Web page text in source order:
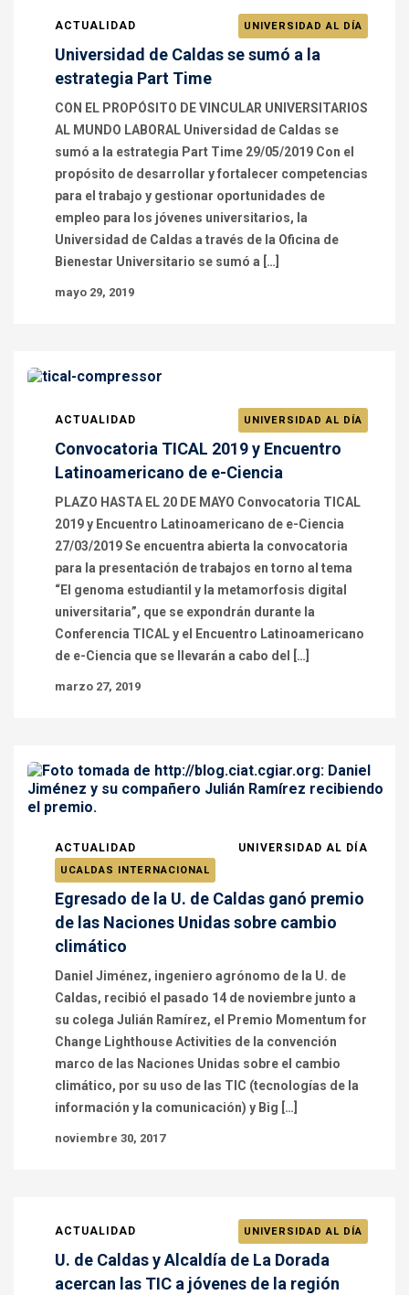
ACTUALIDAD UNIVERSIDAD AL DÍA
Universidad de Caldas se sumó a la
estrategia Part Time
CON EL PROPÓSITO DE VINCULAR UNIVERSITARIOS
AL MUNDO LABORAL Universidad de Caldas se
sumó a la estrategia Part Time 29/05/2019 Con el
propósito de desarrollar y fortalecer competencias
para el trabajo y gestionar oportunidades de
empleo para los jóvenes universitarios, la
Universidad de Caldas a través de la Oficina de
Bienestar Universitario se sumó a […]
mayo 29, 2019
ACTUALIDAD UNIVERSIDAD AL DÍA
Convocatoria TICAL 2019 y Encuentro
Latinoamericano de e-Ciencia
PLAZO HASTA EL 20 DE MAYO Convocatoria TICAL
2019 y Encuentro Latinoamericano de e-Ciencia
27/03/2019 Se encuentra abierta la convocatoria
para la presentación de trabajos en torno al tema
“El genoma estudiantil y la metamorfosis digital
universitaria”, que se expondrán durante la
Conferencia TICAL y el Encuentro Latinoamericano
de e-Ciencia que se llevarán a cabo del […]
marzo 27, 2019
ACTUALIDAD UNIVERSIDAD AL DÍA
UCALDAS INTERNACIONAL
Egresado de la U. de Caldas ganó premio
de las Naciones Unidas sobre cambio
climático
Daniel Jiménez, ingeniero agrónomo de la U. de
Caldas, recibió el pasado 14 de noviembre junto a
su colega Julián Ramírez, el Premio Momentum for
Change Lighthouse Activities de la convención
marco de las Naciones Unidas sobre el cambio
climático, por su uso de las TIC (tecnologías de la
información y la comunicación) y Big […]
noviembre 30, 2017
ACTUALIDAD UNIVERSIDAD AL DÍA
U. de Caldas y Alcaldía de La Dorada
acercan las TIC a jóvenes de la región